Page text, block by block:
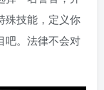
殊技能，定义你
吧。法律不会对